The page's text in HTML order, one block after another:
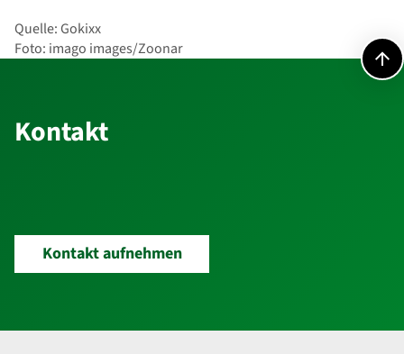
Quelle: Gokixx
Foto: imago images/Zoonar
Kontakt
Kontakt aufnehmen